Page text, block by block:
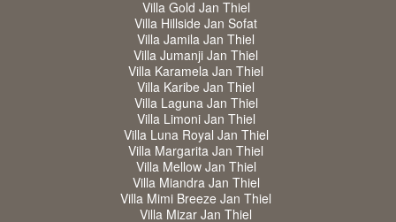
Villa Gold Jan Thiel
Villa Hillside Jan Sofat
Villa Jamila Jan Thiel
Villa Jumanji Jan Thiel
Villa Karamela Jan Thiel
Villa Karibe Jan Thiel
Villa Laguna Jan Thiel
Villa Limoni Jan Thiel
Villa Luna Royal Jan Thiel
Villa Margarita Jan Thiel
Villa Mellow Jan Thiel
Villa Miandra Jan Thiel
Villa Mimi Breeze Jan Thiel
Villa Mizar Jan Thiel